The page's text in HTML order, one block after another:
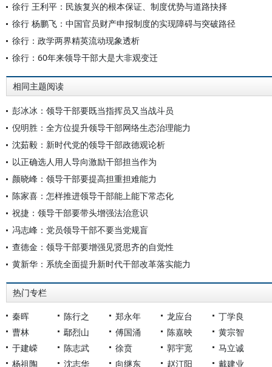
徐行 王利平：民族复兴的根本保证、制度优势与道路抉择
徐行 杨鹏飞：中国官员财产申报制度的实现障碍与突破路径
徐行：政学两界精英流动现象透析
徐行：60年来领导干部大是大非观变迁
相同主题阅读
彭冰冰：领导干部要既当指挥员又当战斗员
倪明胜：全方位提升领导干部网络生态治理能力
沈茹毅：新时代党的领导干部政德观论析
以正确选人用人导向激励干部担当作为
颜晓峰：领导干部要提高担重担难能力
陈家喜：怎样推进领导干部能上能下常态化
祝捷：领导干部要带头增强法治意识
冯志峰：党员领导干部不要当党规盲
查德金：领导干部要增强见贤思齐的自觉性
黄新华：系统全面提升新时代干部改革落实能力
热门专栏
秦晖 陈行之 郑永年 龙应台
丁学良
曹林
鄢烈山 傅国涌 陈嘉映
黄宗智
于建嵘
陈志武 徐贲 郭宇宽
马立诚
杨祖陶
沈志华 向继东 赵汀阳 戴建业